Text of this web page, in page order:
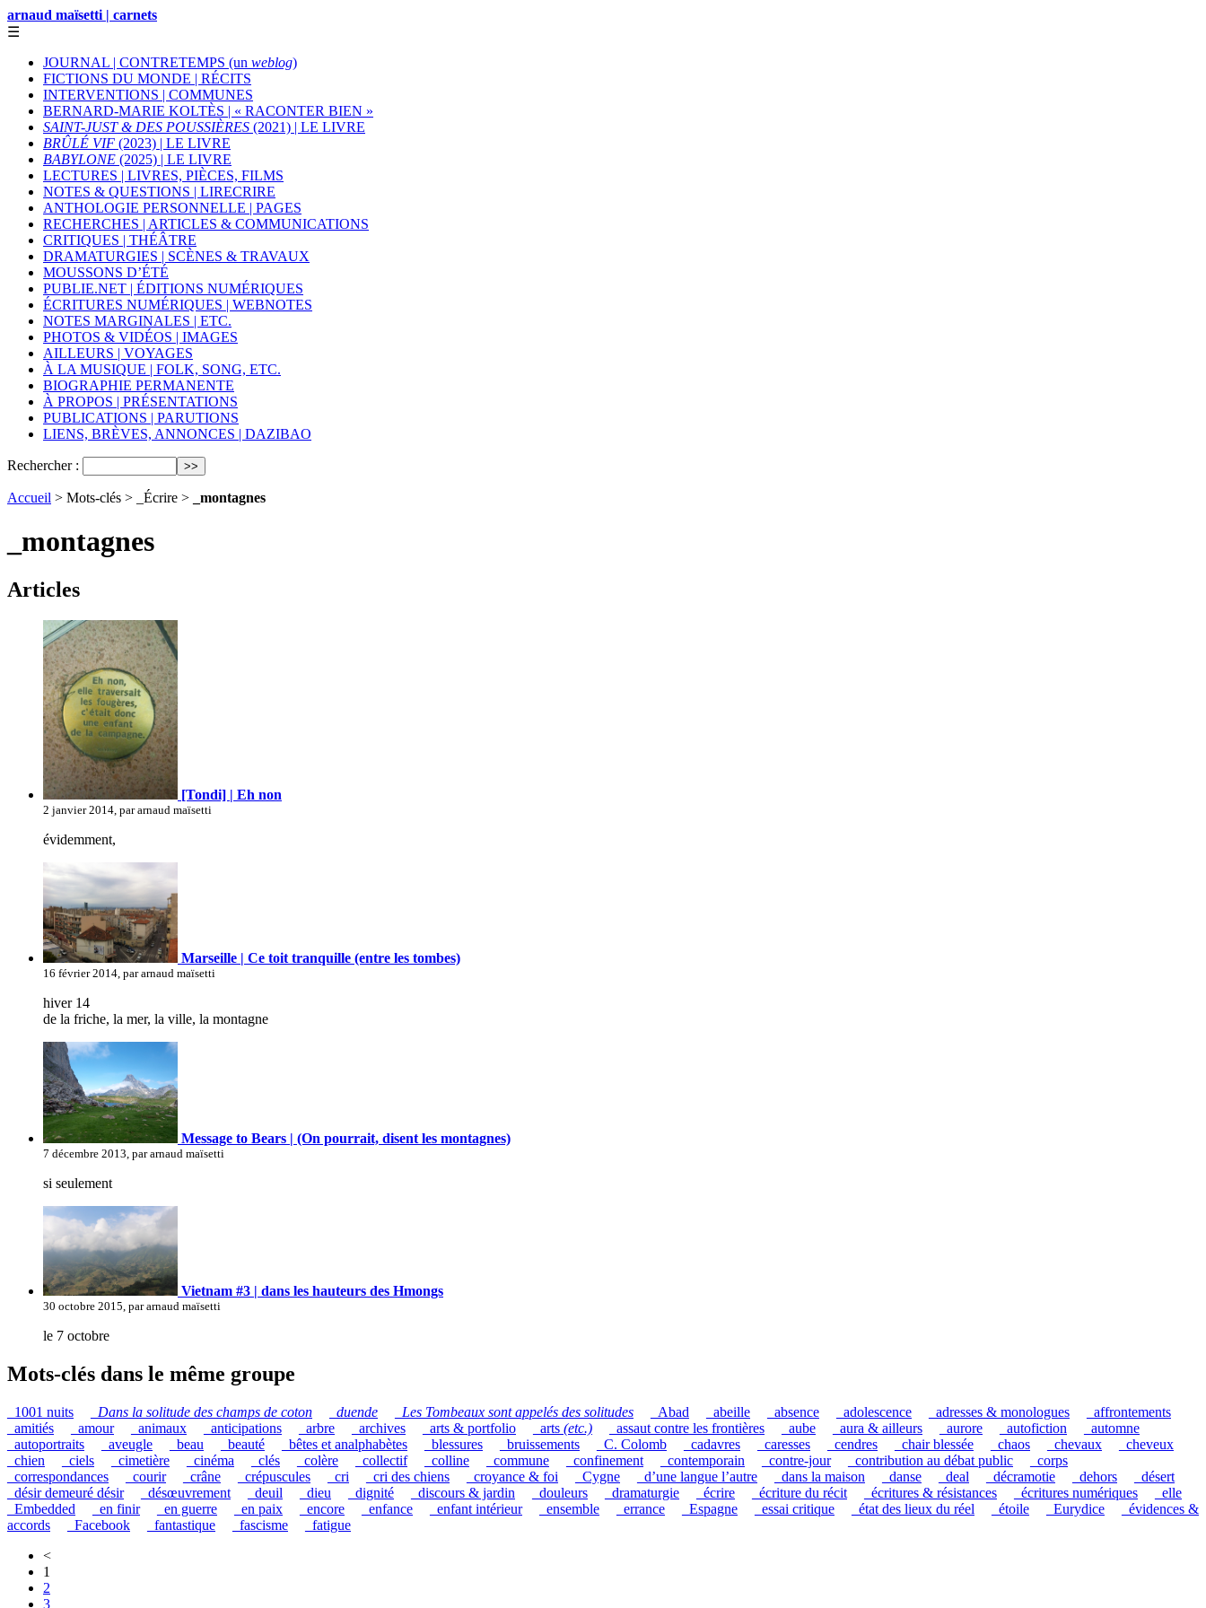
arnaud maïsetti | carnets
☰
JOURNAL | CONTRETEMPS (un weblog)
FICTIONS DU MONDE | RÉCITS
INTERVENTIONS | COMMUNES
BERNARD-MARIE KOLTÈS | « RACONTER BIEN »
SAINT-JUST & DES POUSSIÈRES (2021) | LE LIVRE
BRÛLÉ VIF (2023) | LE LIVRE
BABYLONE (2025) | LE LIVRE
LECTURES | LIVRES, PIÈCES, FILMS
NOTES & QUESTIONS | LIRECRIRE
ANTHOLOGIE PERSONNELLE | PAGES
RECHERCHES | ARTICLES & COMMUNICATIONS
CRITIQUES | THÉÂTRE
DRAMATURGIES | SCÈNES & TRAVAUX
MOUSSONS D’ÉTÉ
PUBLIE.NET | ÉDITIONS NUMÉRIQUES
ÉCRITURES NUMÉRIQUES | WEBNOTES
NOTES MARGINALES | ETC.
PHOTOS & VIDÉOS | IMAGES
AILLEURS | VOYAGES
À LA MUSIQUE | FOLK, SONG, ETC.
BIOGRAPHIE PERMANENTE
À PROPOS | PRÉSENTATIONS
PUBLICATIONS | PARUTIONS
LIENS, BRÈVES, ANNONCES | DAZIBAO
Rechercher :
Accueil > Mots-clés > _Écrire > _montagnes
_montagnes
Articles
[Tondi] | Eh non
2 janvier 2014, par arnaud maïsetti
évidemment,
Marseille | Ce toit tranquille (entre les tombes)
16 février 2014, par arnaud maïsetti
hiver 14
de la friche, la mer, la ville, la montagne
Message to Bears | (On pourrait, disent les montagnes)
7 décembre 2013, par arnaud maïsetti
si seulement
Vietnam #3 | dans les hauteurs des Hmongs
30 octobre 2015, par arnaud maïsetti
le 7 octobre
Mots-clés dans le même groupe
_1001 nuits Dans la solitude des champs de coton duende Les Tombeaux sont appelés des solitudes _Abad _abeille _absence _adolescence _adresses & monologues
_affrontements
_amitiés
_amour _animaux _anticipations _arbre _archives _arts & portfolio _arts (etc.) _assaut contre les frontières _aube _aura & ailleurs _aurore _autofiction
_automne
_autoportraits
_aveugle _beau _beauté _bêtes et analphabètes _blessures _bruissements _C. Colomb _cadavres _caresses _cendres _chair blessée _chaos _chevaux
_cheveux
_chien
_ciels _cimetière _cinéma _clés _colère _collectif _colline _commune _confinement _contemporain _contre-jour _contribution au débat public
_corps
_correspondances
_courir _crâne _crépuscules _cri _cri des chiens _croyance & foi _Cygne _d’une langue l’autre _dans la maison _danse _deal _décramotie _dehors
_désert
_désir demeuré désir
_désœuvrement _deuil _dieu _dignité _discours & jardin _douleurs _dramaturgie _écrire _écriture du récit _écritures & résistances _écritures numériques
_elle
_Embedded
_en finir _en guerre _en paix _encore _enfance _enfant intérieur _ensemble _errance _Espagne _essai critique _état des lieux du réel _étoile _Eurydice
_évidences &
accords
_Facebook _fantastique _fascisme
_fatigue
<
1
2
3